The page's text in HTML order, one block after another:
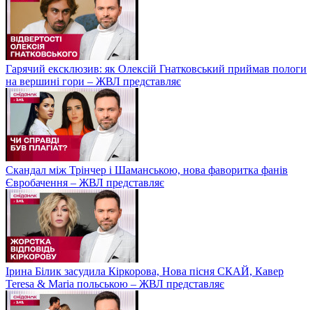
Гарячий ексклюзив: як Олексій Гнатковський приймав пологи
на вершині гори – ЖВЛ представляє
Скандал між Трінчер і Шаманською, нова фаворитка фанів
Євробачення – ЖВЛ представляє
Ірина Білик засудила Кіркорова, Нова пісня СКАЙ, Кавер
Teresa & Maria польською – ЖВЛ представляє